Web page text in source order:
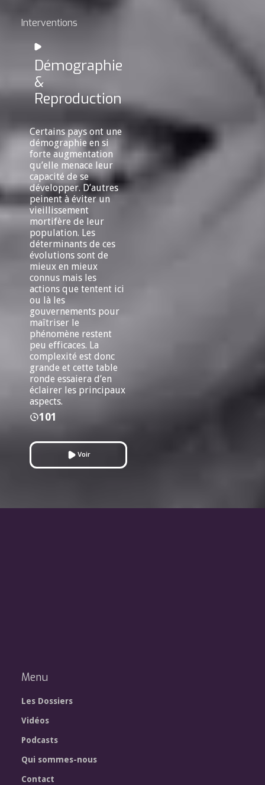
Interventions
Démographie
&
Reproduction
Certains pays ont une
démographie en si
forte augmentation
qu’elle menace leur
capacité de se
développer. D’autres
peinent à éviter un
vieillissement
mortifère de leur
population. Les
déterminants de ces
évolutions sont de
mieux en mieux
connus mais les
actions que tentent ici
ou là les
gouvernements pour
maîtriser le
phénomène restent
peu efficaces. La
complexité est donc
grande et cette table
ronde essaiera d’en
éclairer les principaux
aspects.
101
Voir
Menu
Les Dossiers
Vidéos
Podcasts
Qui sommes-nous
Contact